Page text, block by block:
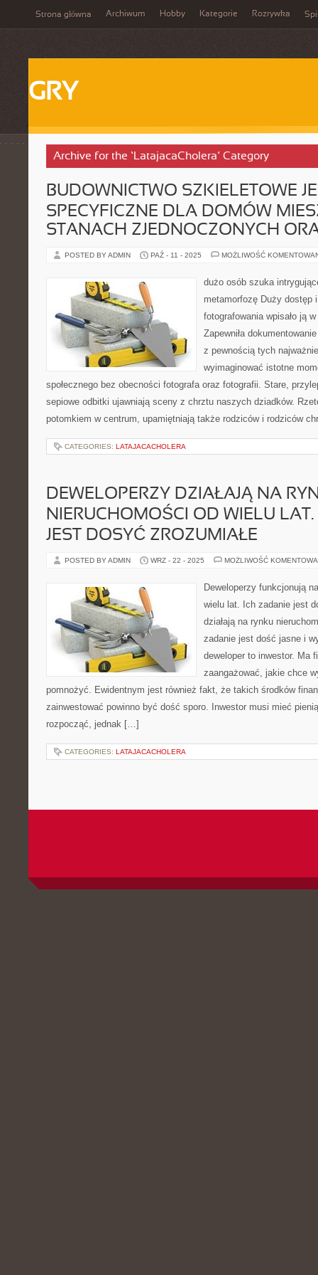
Strona główna Archiwum Hobby Kategorie Rozrywka
GRY
Archive for the ‘LatajacaCholera’ Category
BUDOWNICTWO SZKIELETOWE
SPECYFICZNE DLA DOMÓW
STANACH ZJEDNOCZONYCH
POSTED BY ADMIN PAŹ - 11 - 2025 MOŻLIWOŚĆ
dużo osób szuka
metamorfozę Duży dostęp
fotografowania wpisało ją
Zapewniła
z pewnością tych
wyimaginować istotne
społecznego bez obecności fotografa oraz fotografii. Stare,
sepiowe odbitki ujawniają sceny z chrztu naszych dziadków.
potomkiem w centrum, upamiętniają także rodziców i rodziców
CATEGORIES: LATAJACACHOLERA
DEWELOPERZY DZIAŁAJĄ NA
NIERUCHOMOŚCI OD WIELU
JEST DOSYĆ ZROZUMIAŁE
POSTED BY ADMIN WRZ - 22 - 2025 MOŻLIWOŚĆ
Deweloperzy funkcjonują
wielu lat. Ich zadanie jest
działają na rynku
zadanie jest dość jasne i
deweloper to inwestor. Ma
zaangażować, jakie chce
pomnożyć. Ewidentnym jest również fakt, że takich środków
zainwestować powinno być dość sporo. Inwestor musi mieć
rozpocząć, jednak […]
CATEGORIES: LATAJACACHOLERA